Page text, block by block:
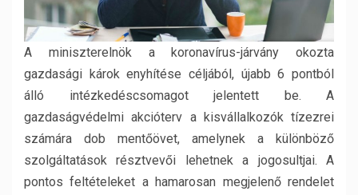
A miniszterelnök a koronavírus-járvány okozta
gazdasági károk enyhítése céljából, újabb 6 pontból
álló intézkedéscsomagot jelentett be. A
gazdaságvédelmi akcióterv a kisvállalkozók tízezrei
számára dob mentőövet, amelynek a különböző
szolgáltatások résztvevői lehetnek a jogosultjai. A
pontos feltételeket a hamarosan megjelenő rendelet